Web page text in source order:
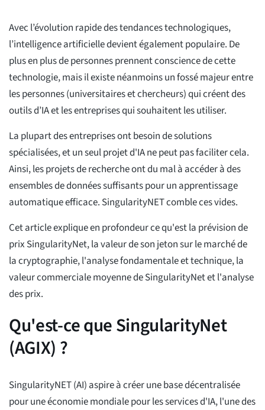
Avec l’évolution rapide des tendances technologiques,
l’intelligence artificielle devient également populaire. De
plus en plus de personnes prennent conscience de cette
technologie, mais il existe néanmoins un fossé majeur entre
les personnes (universitaires et chercheurs) qui créent des
outils d’IA et les entreprises qui souhaitent les utiliser.
La plupart des entreprises ont besoin de solutions
spécialisées, et un seul projet d'IA ne peut pas faciliter cela.
Ainsi, les projets de recherche ont du mal à accéder à des
ensembles de données suffisants pour un apprentissage
automatique efficace. SingularityNET comble ces vides.
Cet article explique en profondeur ce qu'est la prévision de
prix SingularityNet, la valeur de son jeton sur le marché de
la cryptographie, l'analyse fondamentale et technique, la
valeur commerciale moyenne de SingularityNet et l'analyse
des prix.
Qu'est-ce que SingularityNet
(AGIX) ?
SingularityNET (AI) aspire à créer une base décentralisée
pour une économie mondiale pour les services d'IA, l'une des